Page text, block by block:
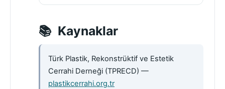
Kaynaklar
Türk Plastik, Rekonstrüktif ve Estetik
Cerrahi Derneği (TPRECD) —
plastikcerrahi.org.tr